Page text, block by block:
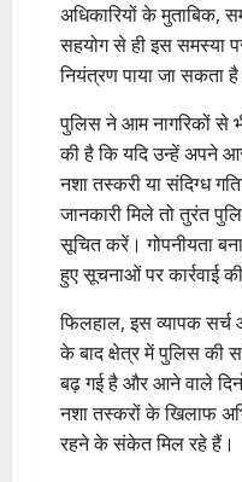
अधिकारियों के मुताबिक,
सहयोग से ही इस समस्या
नियंत्रण पाया जा सकता
पुलिस ने आम नागरिकों से
की है कि यदि उन्हें अपने
नशा तस्करी या संदिग्ध
जानकारी मिले तो तुरंत
सूचित करें। गोपनीयता
हुए सूचनाओं पर कार्रवाई
फिलहाल, इस व्यापक
के बाद क्षेत्र में पुलिस की
बढ़ गई है और आने वाले
नशा तस्करों के खिलाफ
रहने के संकेत मिल रहे हैं।